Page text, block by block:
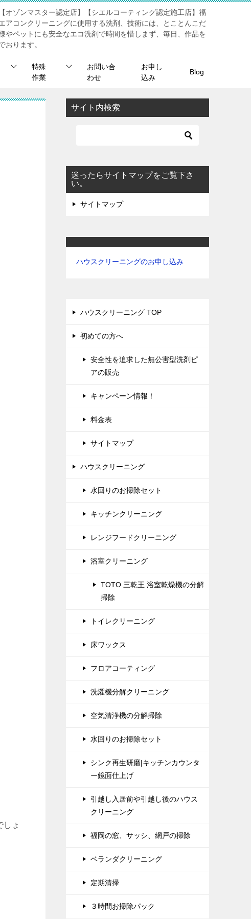
オゾンマスター認定店】【シエルコーティング認定施工店】福
アコンクリーニングに使用する洗剤、技術には、とことんこだ
やペットにも安全なエコ洗剤で時間を惜しまず、毎日、作品を
おります。
特殊
作業
お問い合
わせ
お申し
込み
Blog
ょ
サイト内検索
迷ったらサイトマップをご覧下さ
い。
サイトマップ
ハウスクリーニングのお申し込み
ハウスクリーニング TOP
初めての方へ
安全性を追求した無公害型洗剤ピ
アの販売
キャンペーン情報！
料金表
サイトマップ
ハウスクリーニング
水回りのお掃除セット
キッチンクリーニング
レンジフードクリーニング
浴室クリーニング
TOTO 三乾王 浴室乾燥機の分解
掃除
トイレクリーニング
床ワックス
フロアコーティング
洗濯機分解クリーニング
空気清浄機の分解掃除
水回りのお掃除セット
シンク再生研磨|キッチンカウンタ
ー鏡面仕上げ
引越し入居前や引越し後のハウス
クリーニング
福岡の窓、サッシ、網戸の掃除
ベランダクリーニング
定期清掃
３時間お掃除パック